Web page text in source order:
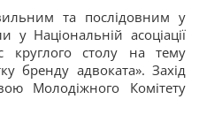
та послідовним у
у Національній асоціації
круглого столу на тему
бренду адвоката». Захід
Молодіжного Комітету